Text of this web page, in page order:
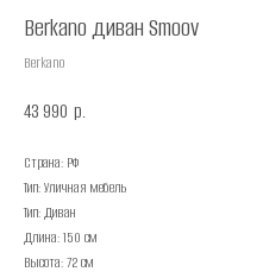
Berkano диван Smoov
Berkano
43 990 р.
Страна: РФ
Тип: Уличная мебель
Тип: Диван
Длина: 150 см
Высота: 72 см